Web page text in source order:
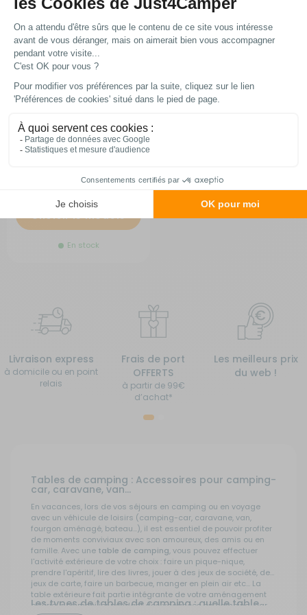
Table rectangulaire grise en
aluminium
A partir de :
215,95 €
Choisir le modèle
En stock
Livraison express
à domicile ou en point
relais
Frais de port
OFFERTS
à partir de 99€
d’achat*
Les meilleurs prix
du web !
Tables de camping : Accessoires pour camping-
car, caravane, van...
En vacances, lors de vos séjours en camping ou en voyage
avec un véhicule de loisirs (camping-car, caravane, van,
fourgon aménagé, bateau...), il est essentiel de pouvoir profiter
de moments conviviaux avec son amoureux, des amis ou en
famille. Avec une table de camping, vous pouvez effectuer
l'activité extérieure de votre choix : faire un pique-nique,
prendre l'apéritif, lire des livres, jouer à des jeux de société, des
jeux de carte, faire un barbecue, manger en plein air etc... La
table extérieure fait partie intégrante de votre aménagement
extérieur en mobilier pendant des vacances en camping-car.
Les types de tables de camping : quelle table